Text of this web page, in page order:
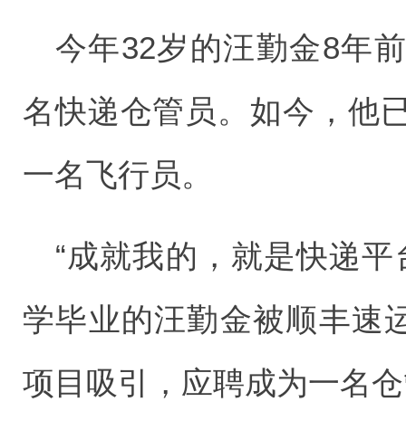
今年32岁的汪勤金8年
名快递仓管员。如今，他
一名飞行员。
“成就我的，就是快递
学毕业的汪勤金被顺丰速
项目吸引，应聘成为一名